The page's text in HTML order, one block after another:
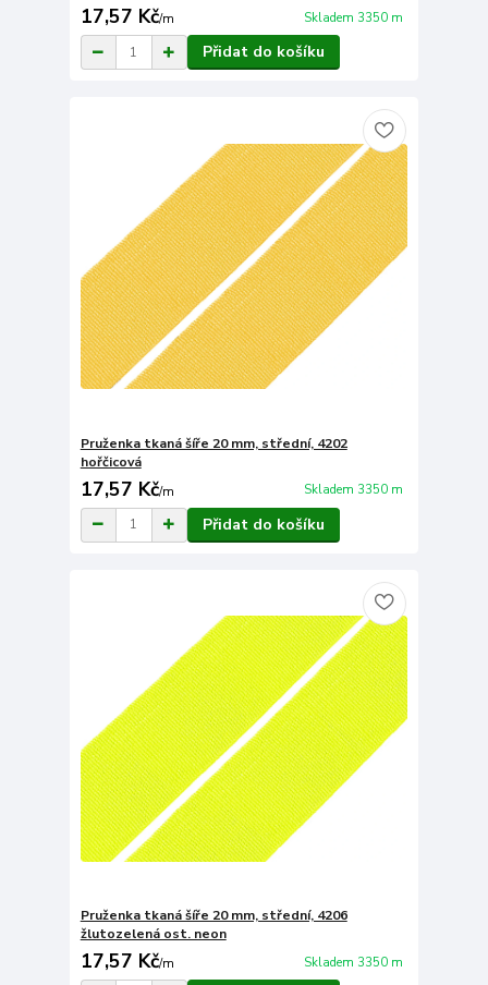
17,57 Kč/m Skladem 3350 m
Přidat do košíku
Pruženka tkaná šíře 20 mm, střední, 4202
hořčicová
17,57 Kč/m Skladem 3350 m
Přidat do košíku
Pruženka tkaná šíře 20 mm, střední, 4206
žlutozelená ost. neon
17,57 Kč/m Skladem 3350 m